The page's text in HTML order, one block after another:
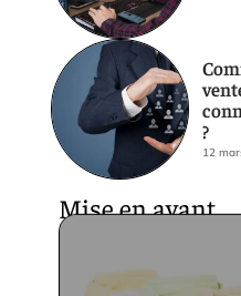
?
12
Mise en avant